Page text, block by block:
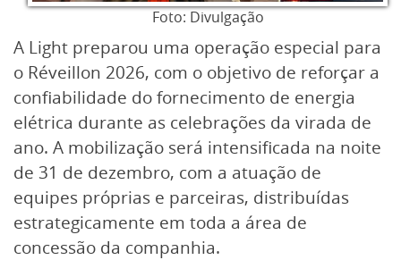
Foto: Divulgação
A Light preparou uma operação especial para
o Réveillon 2026, com o objetivo de reforçar a
confiabilidade do fornecimento de energia
elétrica durante as celebrações da virada de
ano. A mobilização será intensificada na noite
de 31 de dezembro, com a atuação de
equipes próprias e parceiras, distribuídas
estrategicamente em toda a área de
concessão da companhia.